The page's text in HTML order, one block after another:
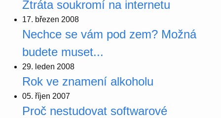
Ztráta soukromí na internetu
17. březen 2008
Nechce se vám pod zem? Možná
budete muset...
29. leden 2008
Rok ve znamení alkoholu
05. říjen 2007
Proč nestudovat softwarové